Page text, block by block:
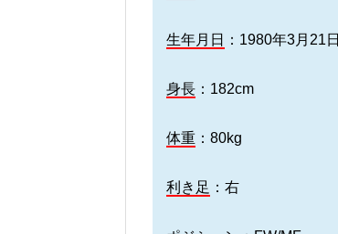
生年月日 ：1980年3月21日
身長 ：182cm
体重 ：80kg
利き足 ：右